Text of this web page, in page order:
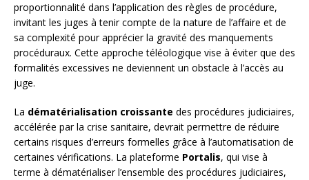
proportionnalité dans l’application des règles de procédure,
invitant les juges à tenir compte de la nature de l’affaire et de
sa complexité pour apprécier la gravité des manquements
procéduraux. Cette approche téléologique vise à éviter que des
formalités excessives ne deviennent un obstacle à l’accès au
juge.
La dématérialisation croissante des procédures judiciaires,
accélérée par la crise sanitaire, devrait permettre de réduire
certains risques d’erreurs formelles grâce à l’automatisation de
certaines vérifications. La plateforme Portalis, qui vise à
terme à dématérialiser l’ensemble des procédures judiciaires,